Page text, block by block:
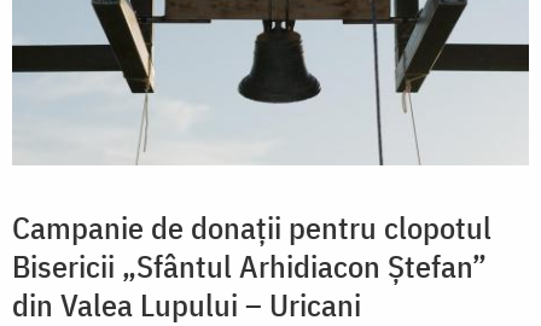
Campanie de donații pentru clopotul
Bisericii „Sfântul Arhidiacon Ștefan”
din Valea Lupului – Uricani